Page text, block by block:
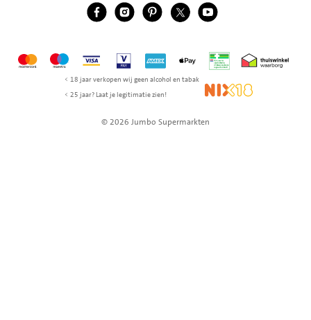
Volg ons
Jumbo Facebook
Jumbo Instagram
Jumbo Pinterest
Jumbo Twitter
Jumbo YouTube
MastercardMaestroVisa Vpay American Express
Apple Pay Thuiswinkel
< 18 jaar verkopen wij geen alcohol en tabak
< 25 jaar? Laat je legitimatie zien!
NIX18
© 2026 Jumbo Supermarkten